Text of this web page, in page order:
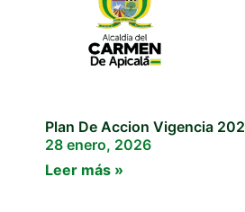
Plan De Accion Vigencia
28 enero, 2026
Leer más »